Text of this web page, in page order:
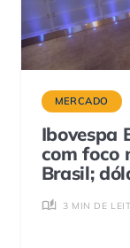
MERCADO
Ibovespa
com foco
Brasil;
3 MIN DE